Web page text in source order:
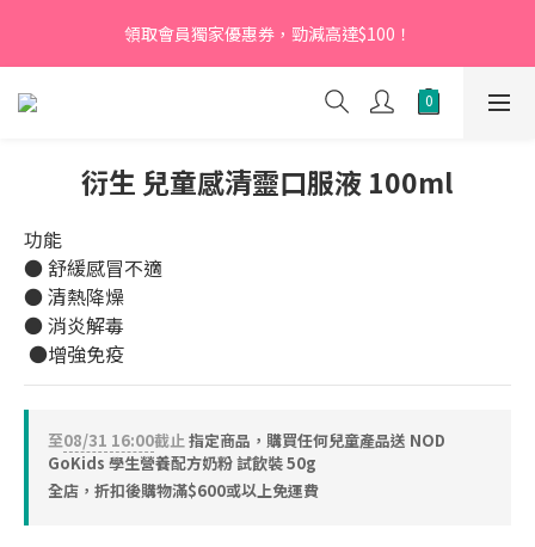
【新會員】即日起至2026月12月31日，首次下單輸入優惠碼
「NEW95」即可享95折
領取會員獨家優惠券，勁減高達$100！
【新會員】即日起至2026月12月31日，首次下單輸入優惠碼
「NEW95」即可享95折
衍生 兒童感清靈口服液 100ml
功能
● 舒緩感冒不適
● 清熱降燥
● 消炎解毒
●增強免疫
至08/31 16:00截止指定商品，購買任何兒童產品送 NOD
GoKids 學生營養配方奶粉 試飲裝 50g
全店，折扣後購物滿$600或以上免運費